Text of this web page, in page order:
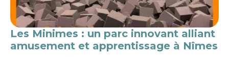
Les Minimes : un parc innovant alliant
amusement et apprentissage à Nîmes